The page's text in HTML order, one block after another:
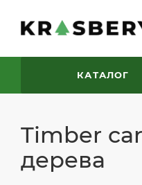
КАТАЛОГ
Timber
дерева